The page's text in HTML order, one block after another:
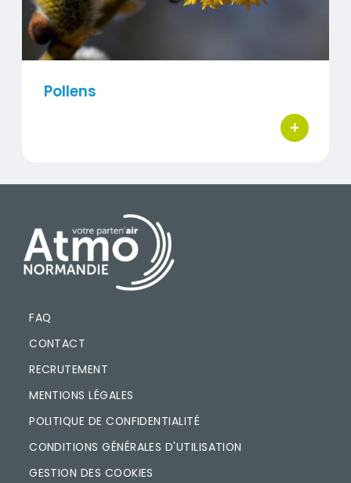
Pollens
+
bouton
PIED DE PAGE
FAQ
CONTACT
RECRUTEMENT
MENTIONS LÉGALES
POLITIQUE DE CONFIDENTIALITÉ
CONDITIONS GÉNÉRALES D'UTILISATION
GESTION DES COOKIES